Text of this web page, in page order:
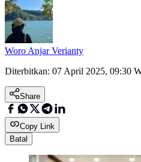
Woro Anjar Verianty
Diterbitkan: 07 April 2025, 09:30
Share
Copy Link
Batal